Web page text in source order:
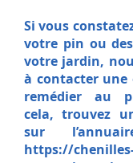
Si vous
votre pin ou
votre jardin,
à contacter une
remédier au
cela, trouvez
sur
https://